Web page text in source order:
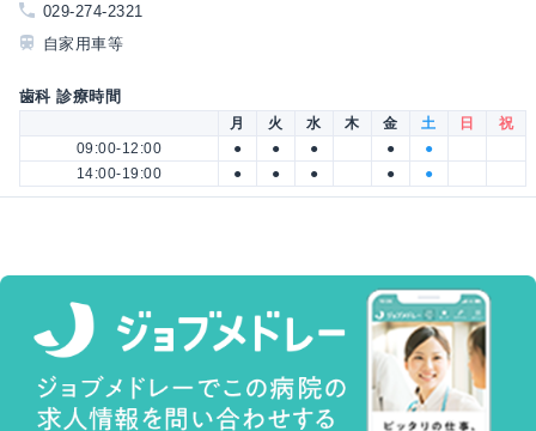
029-274-2321
自家用車等
歯科 診療時間
月 火 水 木 金 土 日
祝
09:00-12:00
● ● ● ●
●
14:00-19:00
● ● ● ● ●